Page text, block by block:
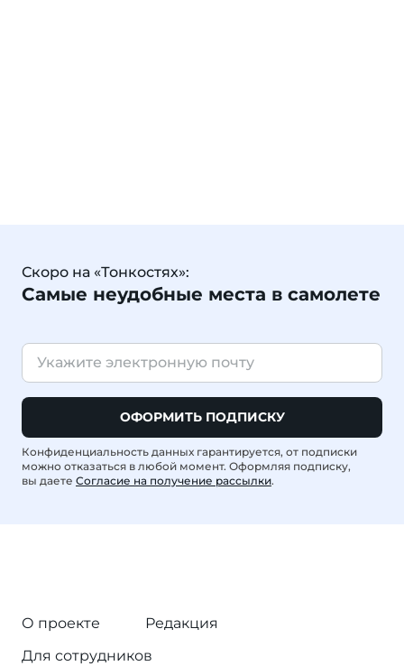
Скоро на «Тонкостях»:
Самые неудобные места в самолете
ОФОРМИТЬ ПОДПИСКУ
Конфиденциальность данных гарантируется, от подписки
можно отказаться в любой момент. Оформляя подписку,
вы даете Согласие на получение рассылки.
О проекте
Редакция
Для сотрудников